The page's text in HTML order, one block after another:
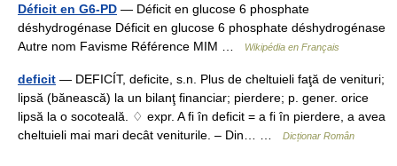
Déficit en G6-PD — Déficit en glucose 6 phosphate
déshydrogénase Déficit en glucose 6 phosphate déshydrogénase
Autre nom Favisme Référence MIM …
Wikipédia en Français
deficit — DEFICÍT, deficite, s.n. Plus de cheltuieli faţă de venituri;
lipsă (bănească) la un bilanţ financiar; pierdere; p. gener. orice
lipsă la o socoteală. ♢ expr. A fi în deficit = a fi în pierdere, a avea
cheltuieli mai mari decât veniturile. – Din… …
Dicționar Român